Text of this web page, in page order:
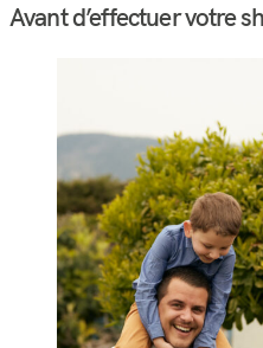
Avant d’effectuer votre